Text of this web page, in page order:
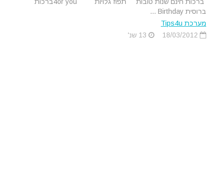
ברוסית Birthday ...
מערכת Tips4u